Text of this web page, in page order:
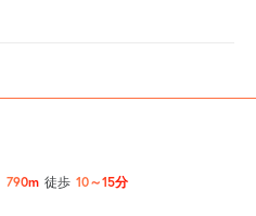
790m 徒歩 10～15分